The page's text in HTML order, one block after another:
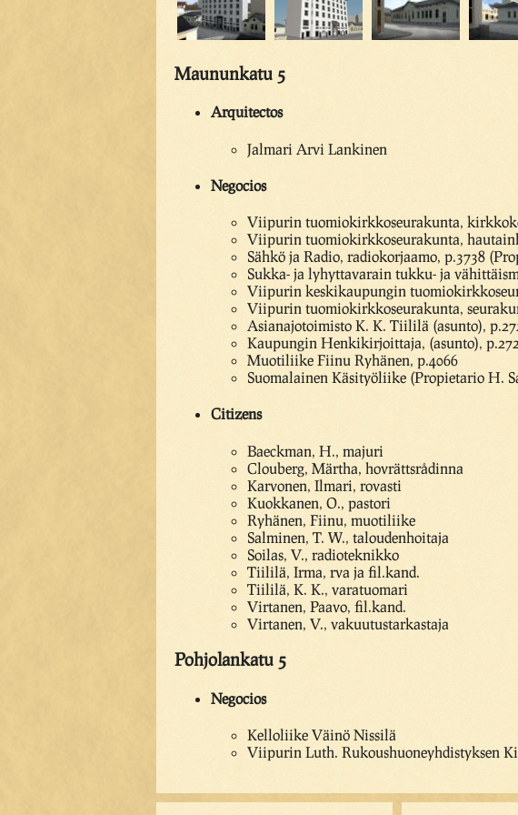
Maununkatu 5
Arquitectos
Jalmari Arvi Lankinen
Negocios
Viipurin tuomiokirkkoseurakunta,
Viipurin tuomiokirkkoseurakunta,
Sähkö ja Radio, radiokorjaamo, p.3738
Sukka- ja lyhyttavarain tukku- ja
Viipurin keskikaupungin
Viipurin tuomiokirkkoseurakunta,
Asianajotoimisto K. K. Tiililä (asunto),
Kaupungin Henkikirjoittaja, (asunto),
Muotiliike Fiinu Ryhänen, p.4066
Suomalainen Käsityöliike (Propietario H.
Citizens
Baeckman, H., majuri
Clouberg, Märtha, hovrättsrådinna
Karvonen, Ilmari, rovasti
Kuokkanen, O., pastori
Ryhänen, Fiinu, muotiliike
Salminen, T. W., taloudenhoitaja
Soilas, V., radioteknikko
Tiililä, Irma, rva ja fil.kand.
Tiililä, K. K., varatuomari
Virtanen, Paavo, fil.kand.
Virtanen, V., vakuutustarkastaja
Pohjolankatu 5
Negocios
Kelloliike Väinö Nissilä
Viipurin Luth. Rukoushuoneyhdistyksen